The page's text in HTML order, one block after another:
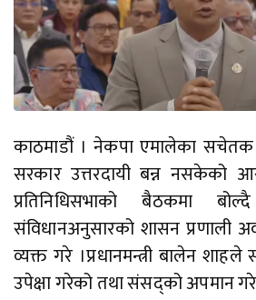
काठमाडौं । नेकपा एमालेका
सरकार उत्तरदायी बन्न नसकेको
प्रतिनिधिसभाको बैठकमा
संविधानअनुसारको शासन प्रणाली
व्यक्त गरे ।प्रधानमन्त्री बालेन
उपेक्षा गरेको तथा संसद्को अपमान